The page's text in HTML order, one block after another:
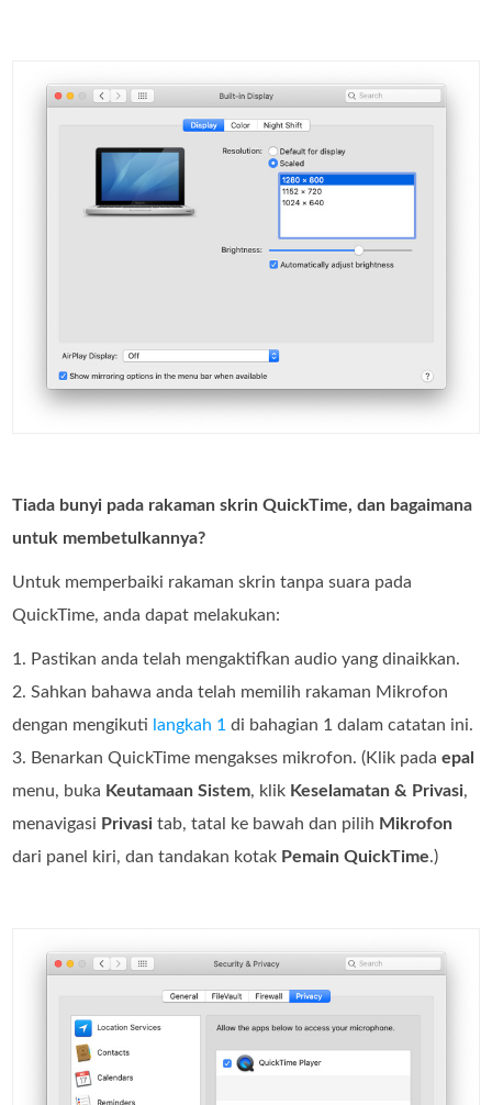
Tiada bunyi pada rakaman skrin QuickTime, dan bagaimana
untuk membetulkannya?
Untuk memperbaiki rakaman skrin tanpa suara pada
QuickTime, anda dapat melakukan:
1. Pastikan anda telah mengaktifkan audio yang dinaikkan.
2. Sahkan bahawa anda telah memilih rakaman Mikrofon
dengan mengikuti langkah 1 di bahagian 1 dalam catatan ini.
3. Benarkan QuickTime mengakses mikrofon. (Klik padaepal
menu, buka Keutamaan Sistem, klik Keselamatan & Privasi,
menavigasi Privasi tab, tatal ke bawah dan pilih Mikrofon
dari panel kiri, dan tandakan kotak Pemain QuickTime.)